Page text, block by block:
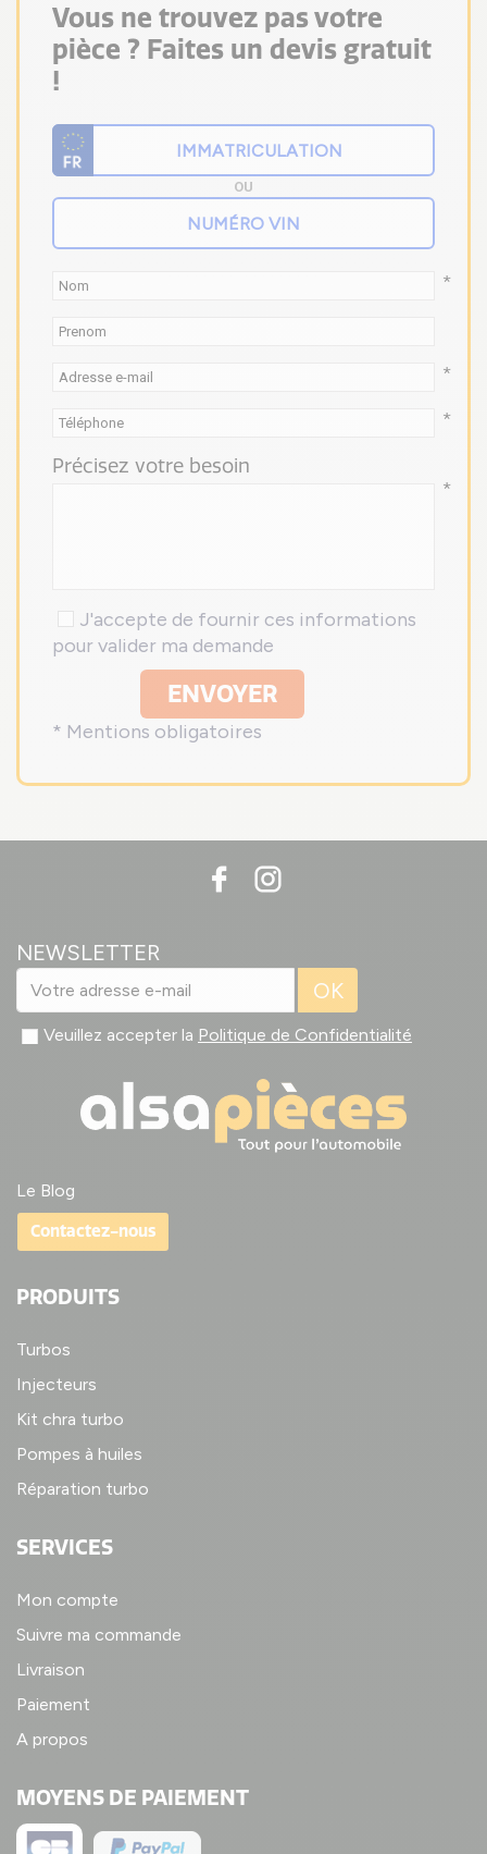
Vous ne trouvez pas votre
pièce ? Faites un devis gratuit
!
OU
*
*
*
Précisez votre besoin
*
J'accepte de fournir ces informations
pour valider ma demande
ENVOYER
* Mentions obligatoires
NEWSLETTER
OK
Veuillez accepter la Politique de Confidentialité
Le Blog
Contactez-nous
PRODUITS
Turbos
Injecteurs
Kit chra turbo
Pompes à huiles
Réparation turbo
SERVICES
Mon compte
Suivre ma commande
Livraison
Paiement
A propos
MOYENS DE PAIEMENT